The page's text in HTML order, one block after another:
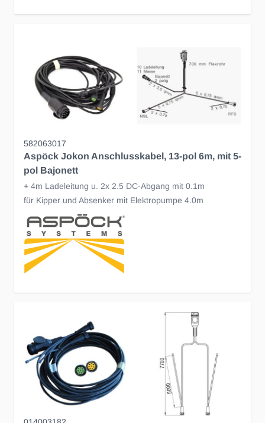
582063017
Aspöck Jokon Anschlusskabel, 13-pol 6m, mit 5-
pol Bajonett
+ 4m Ladeleitung u. 2x 2.5 DC-Abgang mit 0.1m
für Kipper und Absenker mit Elektropumpe 4.0m